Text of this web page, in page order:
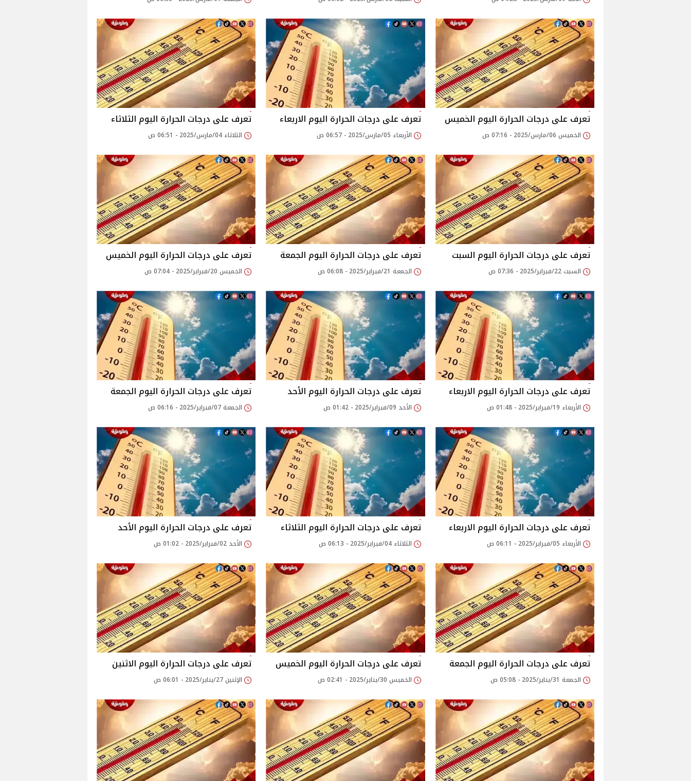
تعرف على درجات الحرارة اليوم الخميس
الخميس 06/مارس/2025 - 07:16 ص
تعرف على درجات الحرارة اليوم الاربعاء
الأربعاء 05/مارس/2025 - 06:57 ص
تعرف على درجات الحرارة اليوم الثلاثاء
الثلاثاء 04/مارس/2025 - 06:51 ص
تعرف على درجات الحرارة اليوم السبت
السبت 22/فبراير/2025 - 07:36 ص
تعرف على درجات الحرارة اليوم الجمعة
الجمعة 21/فبراير/2025 - 06:08 ص
تعرف على درجات الحرارة اليوم الخميس
الخميس 20/فبراير/2025 - 07:04 ص
تعرف على درجات الحرارة اليوم الاربعاء
الأربعاء 19/فبراير/2025 - 01:48 ص
تعرف على درجات الحرارة اليوم الأحد
الأحد 09/فبراير/2025 - 01:42 ص
تعرف على درجات الحرارة اليوم الجمعة
الجمعة 07/فبراير/2025 - 06:16 ص
تعرف على درجات الحرارة اليوم الاربعاء
الأربعاء 05/فبراير/2025 - 06:11 ص
تعرف على درجات الحرارة اليوم الثلاثاء
الثلاثاء 04/فبراير/2025 - 06:13 ص
تعرف على درجات الحرارة اليوم الأحد
الأحد 02/فبراير/2025 - 01:02 ص
تعرف على درجات الحرارة اليوم الجمعة
الجمعة 31/يناير/2025 - 05:08 ص
تعرف على درجات الحرارة اليوم الخميس
الخميس 30/يناير/2025 - 02:41 ص
تعرف على درجات الحرارة اليوم الاثنين
الإثنين 27/يناير/2025 - 06:01 ص